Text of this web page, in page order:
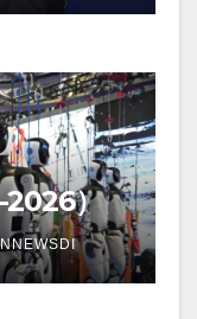
2026）